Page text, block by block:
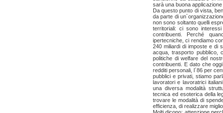
sarà una buona applicazione
Da questo punto di vista,
da parte di
non sono soltanto quelli
territoriali: ci sono
contribuenti. Perché
ipertecniche, ci rendiamo
240 miliardi di imposte e di
acqua, trasporto pubblico,
politiche di welfare del
contribuenti. E dato che
redditi personali, l´86 per
pubblici e privati, stiamo
lavoratori e lavoratrici
una diversa modalità
tecnica ed esoterica della
trovare le modalità di
efficienza, di realizzare